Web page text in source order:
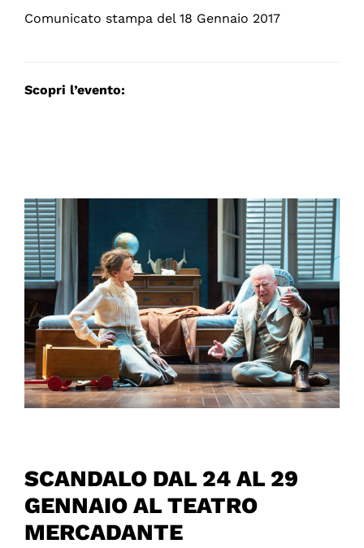
Comunicato stampa del 18 Gennaio 2017
Scopri l’evento:
SCANDALO DAL 24 AL 29
GENNAIO AL TEATRO
MERCADANTE